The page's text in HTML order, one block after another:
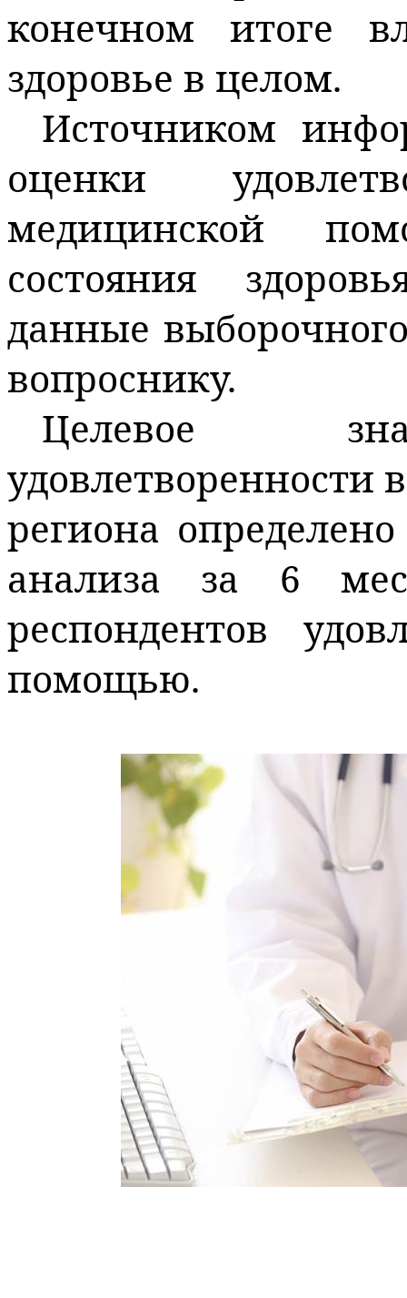
конечном итоге
здоровье в целом.
Источником
оценки
медицинской
состояния
данные
вопроснику.
Целевое
удовлетворенности
региона
анализа за 6
респондентов
помощью.